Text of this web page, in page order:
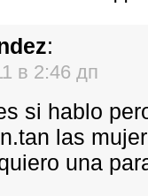
:
в 2:46 дп
si hablo
las
una